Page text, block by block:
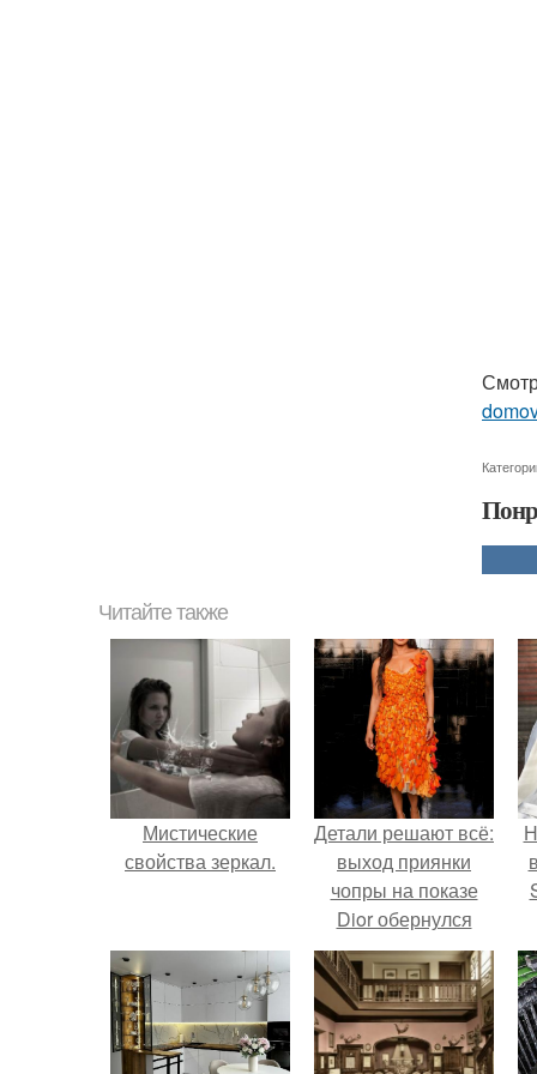
Читайте также
Мистические
свойства зеркал.
Детали решают всё:
выход приянки
чопры на показе
Dior обернулся
шквалом критики
из-за небрежного
пошива.
в